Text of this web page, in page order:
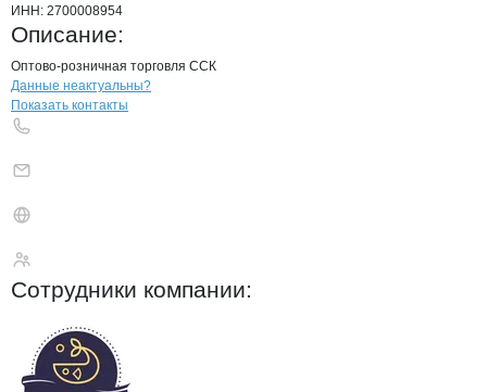
ИНН: 2700008954
Описание:
Оптово-розничная торговля ССК
Контактыкомпании
+7(800)000-00-..
Данные неактуальны?
Показать контакты
Сотрудники компании: